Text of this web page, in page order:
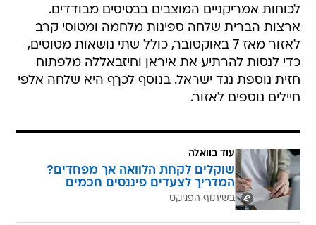
לכוחות אמריקניים המוצבים בבסיסים מבודדים.
ארצות הברית שלחה ספינות מלחמה ומטוסי קרב
לאזור מאז 7 באוקטובר, כולל שתי נושאות מטוסים,
כדי לנסות להרתיע את איראן וחיזבאללה מלפתוח
חזית נוספת נגד ישראל. בנוסף לכךף היא שלחה אלפי
חיילים נוספים לאזור.
עוד בוואלה
שוקלים לקחת הלוואה אך מפחדים?
המדריך לצעדים פיננסים חכמים
בשיתוף הפניקס